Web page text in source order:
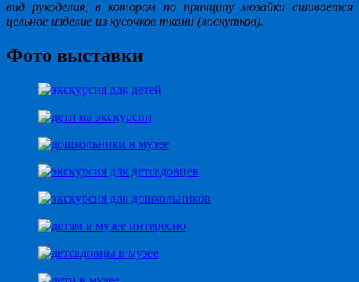
вид рукоделия, в котором по принципу мозайки сшивается
цельное изделие из кусочков ткани (лоскутков).
Фото выставки